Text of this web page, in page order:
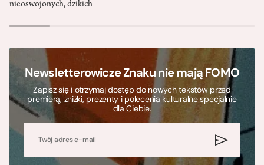
nieoswojonych, dzikich
Newsletterowicze Znaku nie mają FOMO
Zapisz się i otrzymaj dostęp do nowych tekstów przed
premierą, zniżki, prezenty i polecenia kulturalne specjalnie
dla Ciebie.